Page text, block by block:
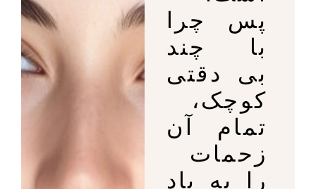
پس چرا
با چند
بی دقتی
کوچک،
تمام آن
زحمات